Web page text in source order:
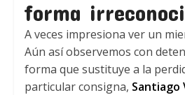
forma
A veces impresiona ver un
Aún así observemos con
forma que sustituye a la
particular consigna, Santiago